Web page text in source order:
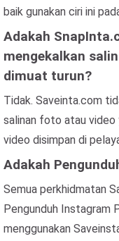
baik gunakan ciri ini
Adakah
mengekalkan
dimuat turun?
Tidak. Saveinta.com
salinan foto atau video
video disimpan di
Adakah
Semua perkhidmatan
Pengunduh Instagram
menggunakan